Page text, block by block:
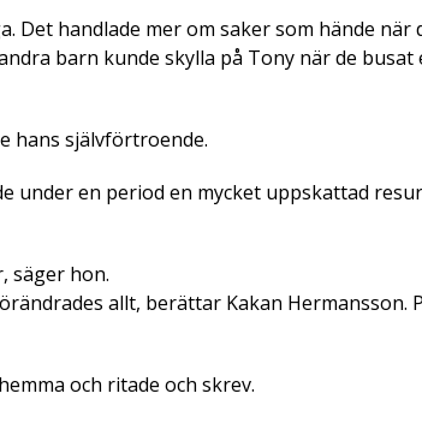
Det handlade mer om saker som hände
barn kunde skylla på Tony när de
hans självförtroende.
en period en mycket uppskattad
säger hon.
allt, berättar Kakan Hermansson.
och ritade och skrev.